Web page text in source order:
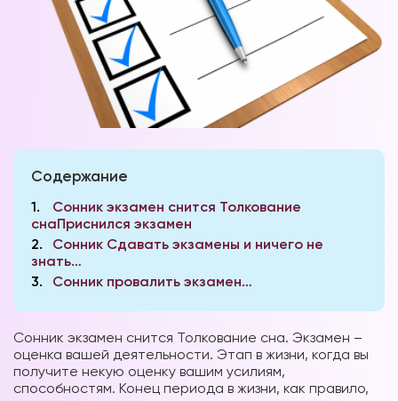
Содержание
1
Сонник экзамен снится Толкование
снаПриснился экзамен
2
Сонник Сдавать экзамены и ничего не
знать…
3
Сонник провалить экзамен…
Сонник экзамен снится Толкование сна. Экзамен –
оценка вашей деятельности. Этап в жизни, когда вы
получите некую оценку вашим усилиям,
способностям. Конец периода в жизни, как правило,